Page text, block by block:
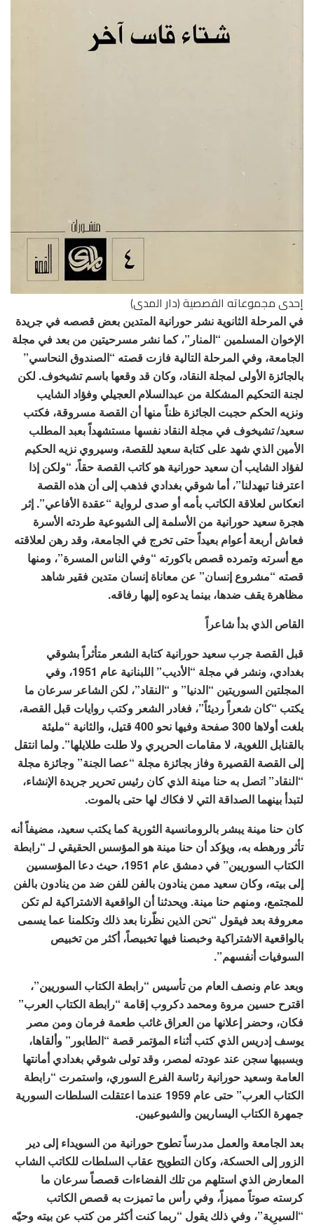
إحدى مجموعاته القصصية (دار المدى)
في المرحلة الثانوية نشر حورانية المتدين بعض قصصه في جريدة
الإخوان المسلمين “المنار”، كما نشر مسرحيتين من بعد في مجلة
الجامعة، وفي المرحلة التالية فازت قصته “الصندوق النحاسي”
بالجائزة الأولى لمجلة النقاد، وكان قد وقعها باسم تشيخوف. لكن
لجنة التحكيم المشكلة من عبدالسلام العجيلي وفؤاد الشايب
ونزيه الحكم حجبت الجائزة ظناً منها أن القصة مسروقة، فكتب
سعيد/ تشيخوف في مجلة النقاد نفسها مستشهداً بعبد المطلب
الأمين الذي شهد على كتابة سعيد للقصة، وسيروي نزيه الحكيم
لفؤاد الشايب أن سعيد حورانية هو كاتب القصة حقاً، “ولكن إذا
اعترفنا تبهدلنا”، أما شوقي بغدادي فذهب إلى أن هذه القصة
انعكاس لعلاقة الكاتب بأمه أو صدى لرواية “عقدة الأفاعي”. إثر
هجرة سعيد حورانية من الأسلمة إلى الشيوعية طردته الأسرة
فعاش أربعة أعوام بعيداً حتى تخرج في الجامعة، وقد رهن لعلاقته
مع أسرته وتمرده قصص باكورته “وفي الناس المسرة”، ومنها
قصته “مشروع إنسان” عن معاناة إنسان متدين فقير شاهد
مظاهرة يقف ضدها، بينما يدعوه إليها رفاقه.
القاص الذي بدأ شاعراً
قبل القصة جرب سعيد حورانية كتابة الشعر متأثراً بشوقي
بغدادي، ونشر في مجلة “الأديب” اللبنانية عام 1951، وفي
المجلتين السوريتين “الدنيا” و “النقاد”، لكن الشاعر سرعان ما
يكتب “كان شعراً رديئاً”، فغادر الشعر وكتب روايات قبل القصة،
بلغت أولاها 300 صفحة وفيها نحو 400 قتيل، والثانية “مليئة
بالقنابل اللغوية، لا مقامات الحريري ولا طلت طلايلها”. ولما انتقل
إلى القصة القصيرة وفاز بجائزة مجلة “عصا الجنة” وجائزة مجلة
“النقاد” اتصل به حنا مينة الذي كان رئيس تحرير جريدة الإنشاء،
لتبدأ بينهما الصداقة التي لا فكاك لها حتى بالموت.
كان حنا مينة يبشر بالرومانسية الثورية كما يكتب سعيد، مضيفاً أنه
تأثر ورهطه به، ويؤكد أن حنا مينة هو المؤسس الحقيقي لـ “رابطة
الكتاب السوريين” في دمشق عام 1951، حيث دعا المؤسسين
إلى بيته، وكان سعيد ممن ينادون بالفن للفن ضد من ينادون بالفن
للمجتمع، ومنهم حنا مينة. ويحدثنا أن الواقعية الاشتراكية لم تكن
معروفة بعد فيقول “نحن الذين نظّرنا بعد ذلك وتكلمنا عما يسمى
بالواقعية الاشتراكية وخبصنا فيها تخبيصاً، أكثر من تخبيص
السوفيات أنفسهم”.
وبعد عام ونصف العام من تأسيس “رابطة الكتاب السوريين”،
اقترح حسين مروة ومحمد دكروب إقامة “رابطة الكتاب العرب”
فكان، وحضر إعلانها من العراق غائب طعمة فرمان ومن مصر
يوسف إدريس الذي كتب أثناء المؤتمر قصة “الطابور” وألقاها،
وبسببها سجن عند عودته لمصر، وقد تولى شوقي بغدادي أمانتها
العامة وسعيد حورانية رئاسة الفرع السوري، واستمرت “رابطة
الكتاب العرب” حتى عام 1959 عندما اعتقلت السلطات السورية
جمهرة الكتاب اليساريين والشيوعيين.
بعد الجامعة والعمل مدرساً تطوح حورانية من السويداء إلى دير
الزور إلى الحسكة، وكان التطويح عقاب السلطات للكاتب الشاب
المعارض الذي استلهم من تلك الفضاءات قصصاً سرعان ما
كرسته صوتاً مميزاً، وفي رأس ما تميزت به قصص الكاتب
“السيرِية”، وفي ذلك يقول “ربما كنت أكثر من كتب عن بيته وحيّه